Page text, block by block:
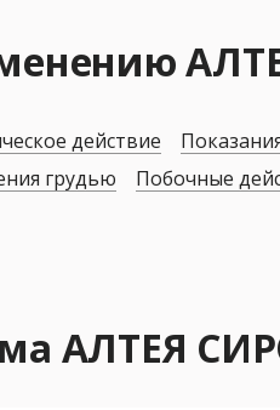
действие
грудью
Побочные
АЛТЕЯ